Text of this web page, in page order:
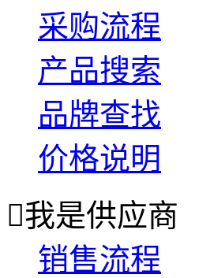
采购流程
产品搜索
品牌查找
价格说明
我是供应商
销售流程